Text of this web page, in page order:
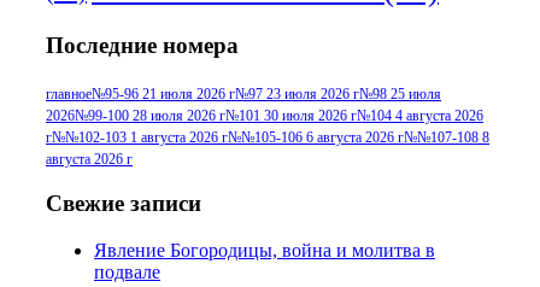
июля 2017 г(11)№96 9 августа 2012
г(13) №96 28 июля 2015 г(9) №96+97 3
июля 2014 г(10)№96+97 30 июля
2016 г(13)
июля 2017 г
2012 г
(15)
№97 30 июля 2015 г
(15)№98 1 августа 2015 г
Последние номера
главное№95-96 21 июля 2026 г№97 23 июля 2026 г№98 25 июля
2026№99-100 28 июля 2026 г№101 30 июля 2026 г№104 4 августа 2026
г№№102-103 1 августа 2026 г№№105-106 6 августа 2026 г№№107-108 8
августа 2026 г
Свежие записи
Явление Богородицы, война и молитва в
подвале